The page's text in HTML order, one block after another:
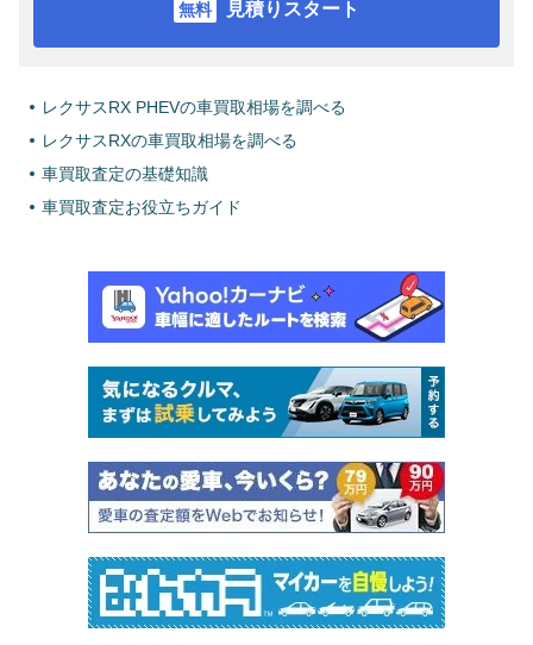
見積りスタート
レクサスRX PHEVの車買取相場を調べる
レクサスRXの車買取相場を調べる
車買取査定の基礎知識
車買取査定お役立ちガイド